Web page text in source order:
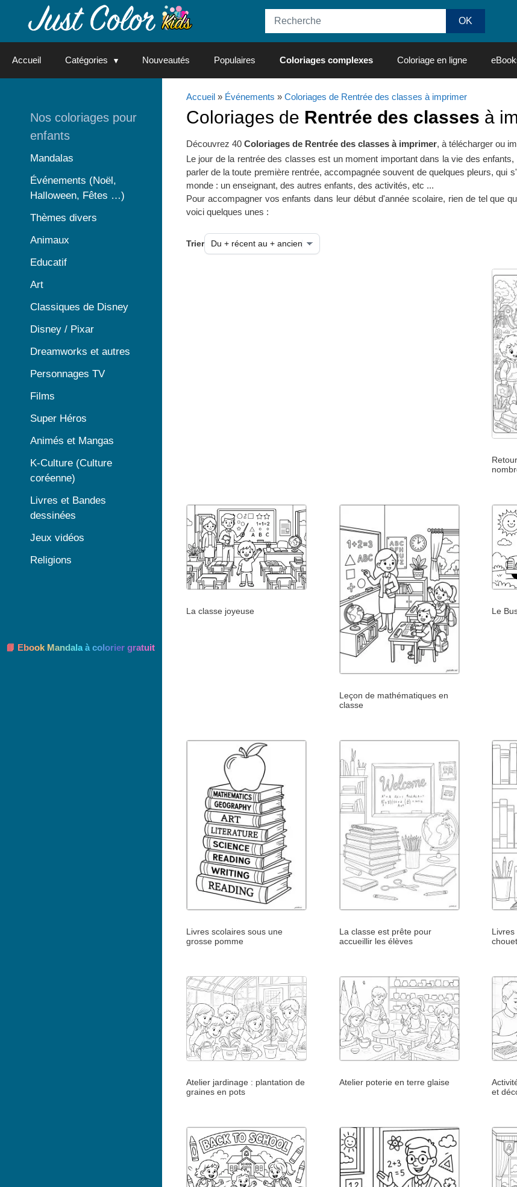
Accueil Catégories Nouveautés Populaires Coloriages complexes Coloriage en ligne
Accueil» Événements » Coloriages de Rentrée des classes à imprimer
Coloriages de Rentrée des classes à
Découvrez 40 Coloriages de Rentrée des classes à imprimer, à télécharger ou
Le jour de la rentrée des classes est un moment important dans la vie des
parler de la toute première rentrée, accompagnée souvent de quelques pleurs,
monde : un enseignant, des autres enfants, des activités, etc ...
Pour accompagner vos enfants dans leur début d'année scolaire, rien de tel que
voici quelques unes :
Trier
La classe joyeuse
Leçon de mathématiques en
classe
Le
Livres scolaires sous une
grosse pomme
La classe est prête pour
accueillir les élèves
Livres
Atelier jardinage : plantation de
graines en pots
Atelier poterie en terre glaise
et
Nos coloriages pour
enfants
Mandalas
Événements (Noël,
Halloween, Fêtes …)
Thèmes divers
Animaux
Educatif
Art
Classiques de Disney
Disney / Pixar
Dreamworks et autres
Personnages TV
Films
Super Héros
Animés et Mangas
K-Culture (Culture
coréenne)
Livres et Bandes
dessinées
Jeux vidéos
Religions
📘 Ebook Mandala à colorier gratuit